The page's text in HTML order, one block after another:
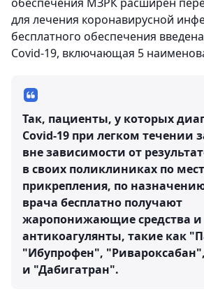
для лечения коронавирусной
бесплатного обеспечения
Covid-19, включающая 5
Так, пациенты, у которых
Covid-19 при легком течении
вне зависимости от
в своих поликлиниках по
прикрепления, по
врача бесплатно получают
жаропонижающие средства и
антикоагулянты, такие как
"Ибупрофен",
и "Дабигатран".